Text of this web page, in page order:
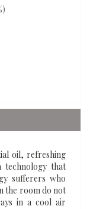
oil, refreshing
technology that
sufferers who
the room do not
in a cool air